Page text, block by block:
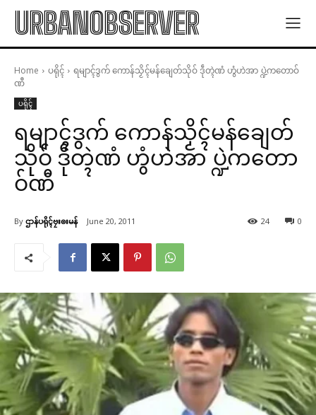
URBANOBSERVER
Home ပရိုၚ်
ရမျာၚ်ဒွက် ကောန်သၟိၚ်မန်ချေတ်သိုဝ် ဒဵုတ္ၚဲဏံ ဟွံဟဲအာ ပ္ဍဲကတောဝ်
ဏီ
ပရိုၚ်
ရမျာၚ်ဒွက် ကောန်သၟိၚ်မန်ချေတ်
သိုဝ် ဒဵုတ္ၚဲဏံ ဟွံဟဲအာ ပ္ဍဲကတော
ဝ်ဏီ
By ဌာန်ပရိုၚ်ဗၠးၜးမန် June 20, 2011 0
24